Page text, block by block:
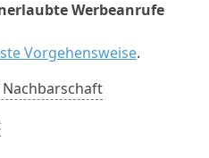
Werbeanrufe
Vorgehensweise.